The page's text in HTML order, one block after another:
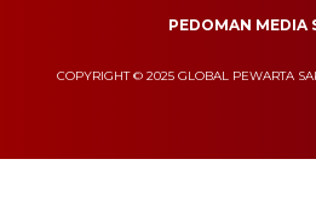
PEDOMAN MEDIA
COPYRIGHT © 2025 GLOBAL PEWARTA